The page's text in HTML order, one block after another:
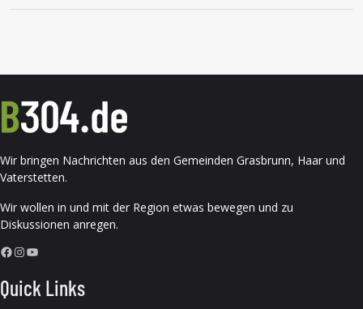
Wir bringen Nachrichten aus den Gemeinden Grasbrunn, Haar und
Vaterstetten.
Wir wollen in und mit der Region etwas bewegen und zu
Diskussionen anregen.
Facebook InstagramYouTube
Quick Links